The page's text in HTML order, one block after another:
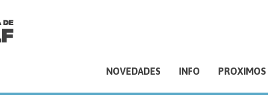
NOVEDADES INFO